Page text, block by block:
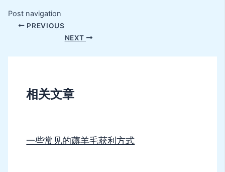
Post navigation
PREVIOUS
NEXT
相关文章
一些常见的薅羊毛获利方式